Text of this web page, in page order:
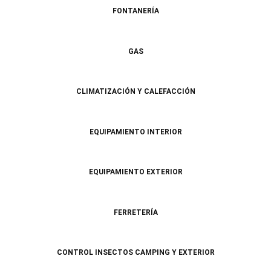
FONTANERÍA
GAS
CLIMATIZACIÓN Y CALEFACCIÓN
EQUIPAMIENTO INTERIOR
EQUIPAMIENTO EXTERIOR
FERRETERÍA
CONTROL INSECTOS CAMPING Y EXTERIOR